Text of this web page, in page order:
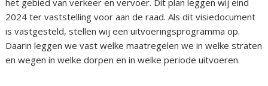
het gebied van verkeer en vervoer. Dit plan leggen wij eind
2024 ter vaststelling voor aan de raad. Als dit visiedocument
is vastgesteld, stellen wij een uitvoeringsprogramma op.
Daarin leggen we vast welke maatregelen we in welke straten
en wegen in welke dorpen en in welke periode uitvoeren.